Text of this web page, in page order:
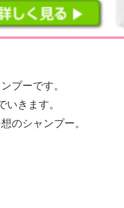
プーです。
きます。
のシャンプー。